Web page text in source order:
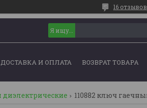
16 отзывов
ДОСТАВКА И ОПЛАТА ВОЗВРАТ ТОВАРА